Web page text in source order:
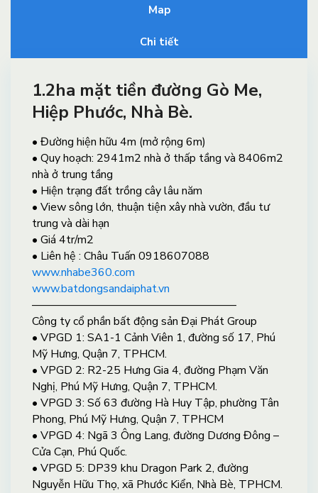
Map
Chi tiết
1.2ha mặt tiền đường Gò Me,
Hiệp Phước, Nhà Bè.
• Đường hiện hữu 4m (mở rộng 6m)
• Quy hoạch: 2941m2 nhà ở thấp tầng và 8406m2
nhà ở trung tầng
• Hiện trạng đất trồng cây lâu năm
• View sông lớn, thuận tiện xây nhà vườn, đầu tư
trung và dài hạn
• Giá 4tr/m2
• Liên hệ : Châu Tuấn 0918607088
www.nhabe360.com
www.batdongsandaiphat.vn
——————————————————
Công ty cổ phần bất động sản Đại Phát Group
• VPGD 1: SA1-1 Cảnh Viên 1, đường số 17, Phú
Mỹ Hưng, Quận 7, TPHCM.
• VPGD 2: R2-25 Hưng Gia 4, đường Phạm Văn
Nghị, Phú Mỹ Hưng, Quận 7, TPHCM.
• VPGD 3: Số 63 đường Hà Huy Tập, phường Tân
Phong, Phú Mỹ Hưng, Quận 7, TPHCM
• VPGD 4: Ngã 3 Ông Lang, đường Dương Đông –
Cửa Cạn, Phú Quốc.
• VPGD 5: DP39 khu Dragon Park 2, đường
Nguyễn Hữu Thọ, xã Phước Kiển, Nhà Bè, TPHCM.